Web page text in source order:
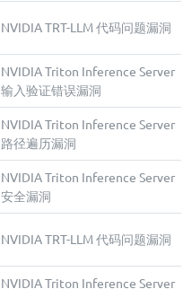
NVIDIA TRT-LLM 代码问题漏洞
NVIDIA Triton Inference Server
输入验证错误漏洞
NVIDIA Triton Inference Server
路径遍历漏洞
NVIDIA Triton Inference Server
安全漏洞
NVIDIA TRT-LLM 代码问题漏洞
NVIDIA Triton Inference Server